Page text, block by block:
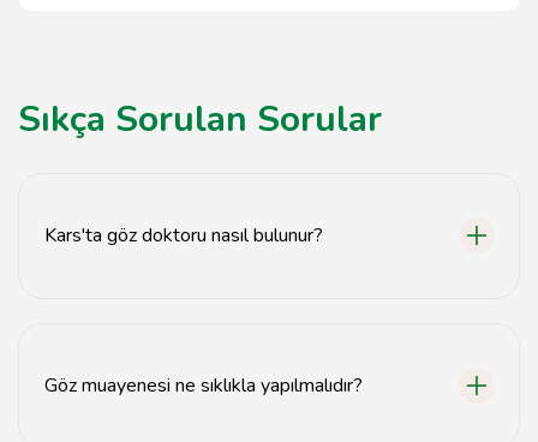
Sıkça Sorulan Sorular
Kars'ta göz doktoru nasıl bulunur?
Göz muayenesi ne sıklıkla yapılmalıdır?